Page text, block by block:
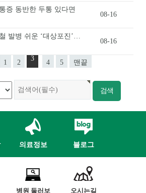
증 동반한 두통 있다면
08-16
발병 쉬운 ‘대상포진’…
08-16
1 2
3
4 5 맨끝
의료정보 블로그
병원 둘러보 오시는길